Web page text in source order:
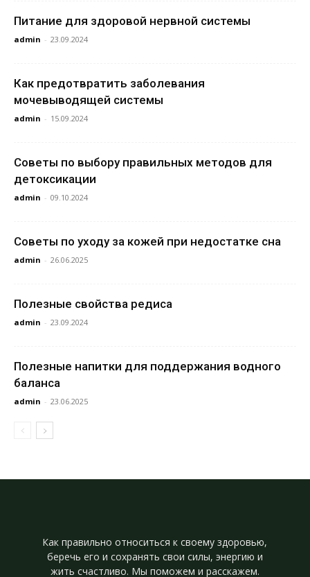
Питание для здоровой нервной системы
admin - 23.09.2024
Как предотвратить заболевания
мочевыводящей системы
admin - 15.09.2024
Советы по выбору правильных методов для
детоксикации
admin - 09.10.2024
Советы по уходу за кожей при недостатке сна
admin - 26.06.2025
Полезные свойства редиса
admin - 23.09.2024
Полезные напитки для поддержания водного
баланса
admin - 23.06.2025
Как правильно относиться к своему здоровью,
беречь его и сохранять свои силы, энергию и
жить счастливо. Мы поможем и расскажем.